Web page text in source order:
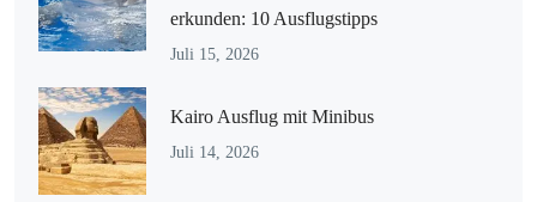
erkunden: 10 Ausflugstipps
Juli 15, 2026
Kairo Ausflug mit Minibus
Juli 14, 2026